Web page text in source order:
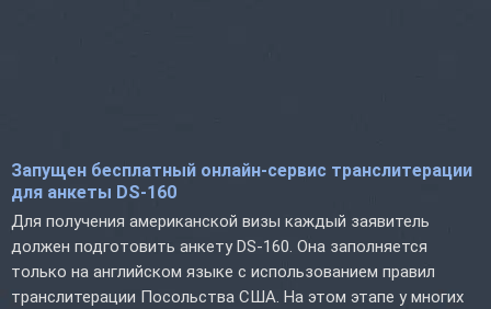
Запущен бесплатный онлайн-сервис транслитерации
для анкеты DS-160
Для получения американской визы каждый заявитель
должен подготовить анкету DS-160. Она заполняется
только на английском языке с использованием правил
транслитерации Посольства США. На этом этапе у многих